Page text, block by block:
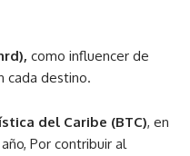
como influencer de
cada destino.
del Caribe (BTC), en
Por contribuir al